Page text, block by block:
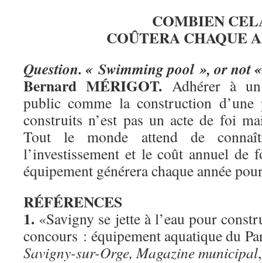
COMBIEN
COÛTERA CHAQUE
Question. « Swimming pool », or not
Bernard MÉRIGOT. Adhérer à
public comme la construction
construits n’est pas un acte de foi
Tout le monde attend de
l’investissement et le coût annuel de
équipement générera chaque année
RÉFÉRENCES
1. «Savigny se jette à l’eau pour
concours : équipement aquatique du
Savigny-sur-Orge, Magazine municipal